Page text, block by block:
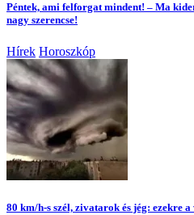
Péntek, ami felforgat mindent! – Ma
nagy szerencse!
Hírek Horoszkóp
80 km/h-s szél, zivatarok és jég: ezekre